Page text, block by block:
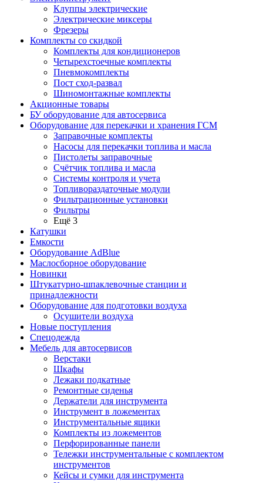
Клуппы электрические
Электрические миксеры
Фрезеры
Комплекты со скидкой
Комплекты для кондиционеров
Четырехстоечные комплекты
Пневмокомплекты
Пост сход-развал
Шиномонтажные комплекты
Акционные товары
БУ оборудование для автосервиса
Оборудование для перекачки и хранения ГСМ
Заправочные комплекты
Насосы для перекачки топлива и масла
Пистолеты заправочные
Счётчик топлива и масла
Системы контроля и учета
Топливораздаточные модули
Фильтрационные установки
Фильтры
Ещё 3
Катушки
Емкости
Оборудование AdBlue
Маслосборное оборудование
Новинки
Штукатурно-шпаклевочные станции и
принадлежности
Оборудование для подготовки воздуха
Осушители воздуха
Новые поступления
Спецодежда
Мебель для автосервисов
Верстаки
Шкафы
Лежаки подкатные
Ремонтные сиденья
Держатели для инструмента
Инструмент в ложементах
Инструментальные ящики
Комплекты из ложементов
Перфорированные панели
Тележки инструментальные с комплектом
инструментов
Кейсы и сумки для инструмента